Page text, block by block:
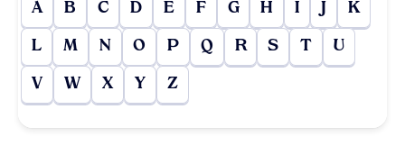
A B C D E F G H I J K
L M N O P Q R S T U
V W X Y Z